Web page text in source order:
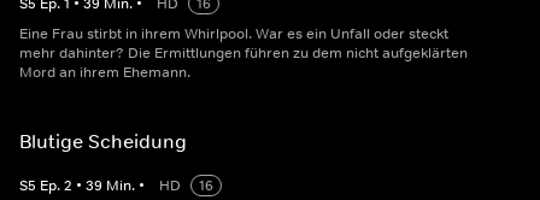
Eine Frau stirbt in ihrem Whirlpool. War es ein Unfall oder steckt
mehr dahinter? Die Ermittlungen führen zu dem nicht aufgeklärten
Mord an ihrem Ehemann.
Blutige Scheidung
S5 Ep.2 • 39 Min. • HD
16